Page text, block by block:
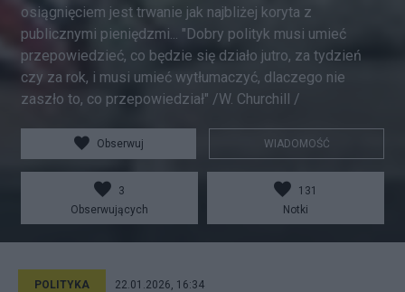
osiągnięciem jest trwanie jak najbliżej koryta z
publicznymi pieniędzmi... "Dobry polityk musi umieć
przepowiedzieć, co będzie się działo jutro, za tydzień
czy za rok, i musi umieć wytłumaczyć, dlaczego nie
zaszło to, co przepowiedział" /W. Churchill /
Obserwuj WIADOMOŚĆ
3
Obserwujących
131
Notki
POLITYKA 22.01.2026, 16:34